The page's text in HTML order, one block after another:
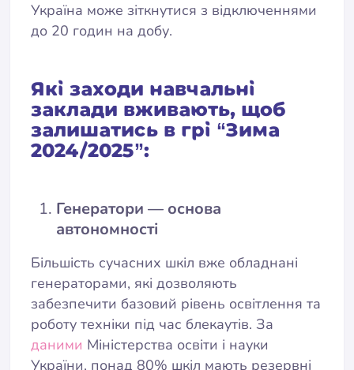
Україна може зіткнутися з відключеннями
до 20 годин на добу.
Які заходи навчальні
заклади вживають, щоб
залишатись в грі “Зима
2024/2025”:
Генератори — основа
автономності
Більшість сучасних шкіл вже обладнані
генераторами, які дозволяють
забезпечити базовий рівень освітлення та
роботу техніки під час блекаутів. За
даними Міністерства освіти і науки
України, понад 80% шкіл мають резервні